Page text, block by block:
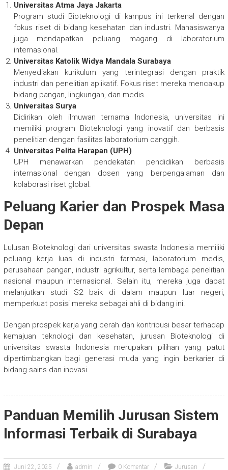
Universitas Atma Jaya Jakarta
Program studi Bioteknologi di kampus ini terkenal dengan
fokus riset di bidang kesehatan dan industri. Mahasiswanya
juga mendapatkan peluang magang di laboratorium
internasional.
Universitas Katolik Widya Mandala Surabaya
Menyediakan kurikulum yang terintegrasi dengan praktik
industri dan penelitian aplikatif. Fokus riset mereka mencakup
bidang pangan, lingkungan, dan medis.
Universitas Surya
Didirikan oleh ilmuwan ternama Indonesia, universitas ini
memiliki program Bioteknologi yang inovatif dan berbasis
penelitian dengan fasilitas laboratorium canggih.
Universitas Pelita Harapan (UPH)
UPH menawarkan pendekatan pendidikan berbasis
internasional dengan dosen yang berpengalaman dan
kolaborasi riset global.
Peluang Karier dan Prospek Masa
Depan
Lulusan Bioteknologi dari universitas swasta Indonesia memiliki
peluang kerja luas di industri farmasi, laboratorium medis,
perusahaan pangan, industri agrikultur, serta lembaga penelitian
nasional maupun internasional. Selain itu, mereka juga dapat
melanjutkan studi S2 baik di dalam maupun luar negeri,
memperkuat posisi mereka sebagai ahli di bidang ini.
Dengan prospek kerja yang cerah dan kontribusi besar terhadap
kemajuan teknologi dan kesehatan, jurusan Bioteknologi di
universitas swasta Indonesia merupakan pilihan yang patut
dipertimbangkan bagi generasi muda yang ingin berkarier di
bidang sains dan inovasi.
Panduan Memilih Jurusan Sistem
Informasi Terbaik di Surabaya
Juni 22, 2025 admin 0 Komentar Jurusan